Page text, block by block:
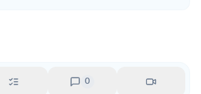
0